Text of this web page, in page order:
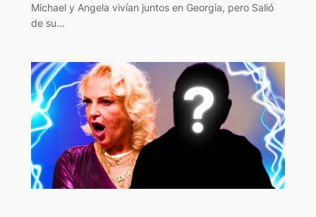
Michael y Angela vivían juntos en Georgia, pero Salió
de su…